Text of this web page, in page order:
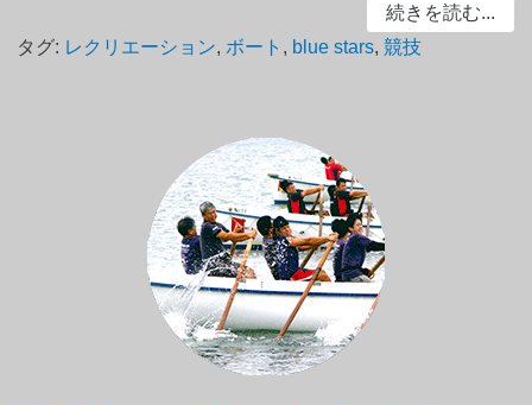
続きを読む...
タグ: レクリエーション, ボート , blue stars,競技